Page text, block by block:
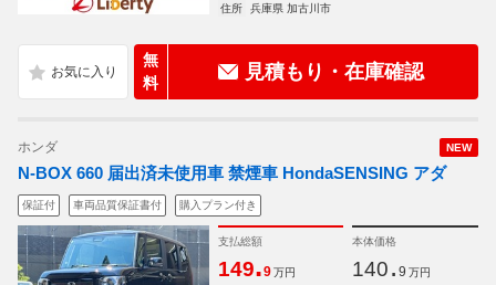
住所
兵庫県 加古川市
無
料
見積もり・在庫確認
NEW
ホンダ
N-BOX 660 届出済未使用車 禁煙車 HondaSENSING アダ
保証付 車両品質保証書付 購入プラン付き
支払総額
149.9 万円
本体価格
140. 9 万円